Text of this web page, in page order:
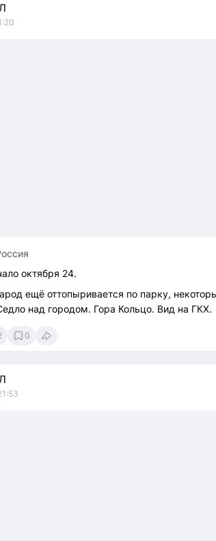
октября 24.
ещё оттопыривается по парку,
над городом. Гора Кольцо. Вид на ГКХ.
0